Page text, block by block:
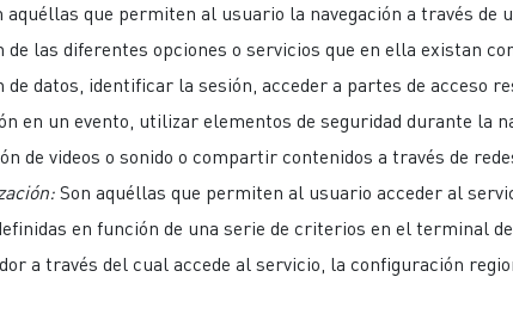
aquéllas que permiten al usuario la navegación a través de
las diferentes opciones o servicios que en ella existan
datos, identificar la sesión, acceder a partes de acceso
en un evento, utilizar elementos de seguridad durante la
de videos o sonido o compartir contenidos a través de
Son aquéllas que permiten al usuario acceder al
en función de una serie de criterios en el terminal
a través del cual accede al servicio, la configuración